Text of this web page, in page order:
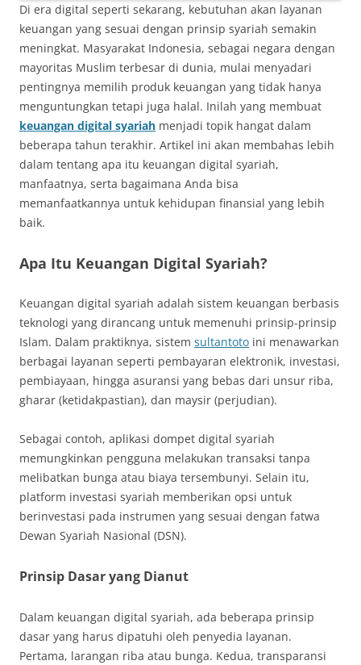
Di era digital seperti sekarang, kebutuhan akan layanan
keuangan yang sesuai dengan prinsip syariah semakin
meningkat. Masyarakat Indonesia, sebagai negara dengan
mayoritas Muslim terbesar di dunia, mulai menyadari
pentingnya memilih produk keuangan yang tidak hanya
menguntungkan tetapi juga halal. Inilah yang membuat
keuangan digital syariah menjadi topik hangat dalam
beberapa tahun terakhir. Artikel ini akan membahas lebih
dalam tentang apa itu keuangan digital syariah,
manfaatnya, serta bagaimana Anda bisa
memanfaatkannya untuk kehidupan finansial yang lebih
baik.
Apa Itu Keuangan Digital Syariah?
Keuangan digital syariah adalah sistem keuangan berbasis
teknologi yang dirancang untuk memenuhi prinsip-prinsip
Islam. Dalam praktiknya, sistem sultantoto ini menawarkan
berbagai layanan seperti pembayaran elektronik, investasi,
pembiayaan, hingga asuransi yang bebas dari unsur riba,
gharar (ketidakpastian), dan maysir (perjudian).
Sebagai contoh, aplikasi dompet digital syariah
memungkinkan pengguna melakukan transaksi tanpa
melibatkan bunga atau biaya tersembunyi. Selain itu,
platform investasi syariah memberikan opsi untuk
berinvestasi pada instrumen yang sesuai dengan fatwa
Dewan Syariah Nasional (DSN).
Prinsip Dasar yang Dianut
Dalam keuangan digital syariah, ada beberapa prinsip
dasar yang harus dipatuhi oleh penyedia layanan.
Pertama, larangan riba atau bunga. Kedua, transparansi